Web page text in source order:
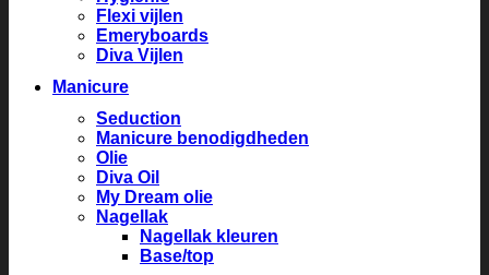
Flexi vijlen
Emeryboards
Diva Vijlen
Manicure
Seduction
Manicure benodigdheden
Olie
Diva Oil
My Dream olie
Nagellak
Nagellak kleuren
Base/top